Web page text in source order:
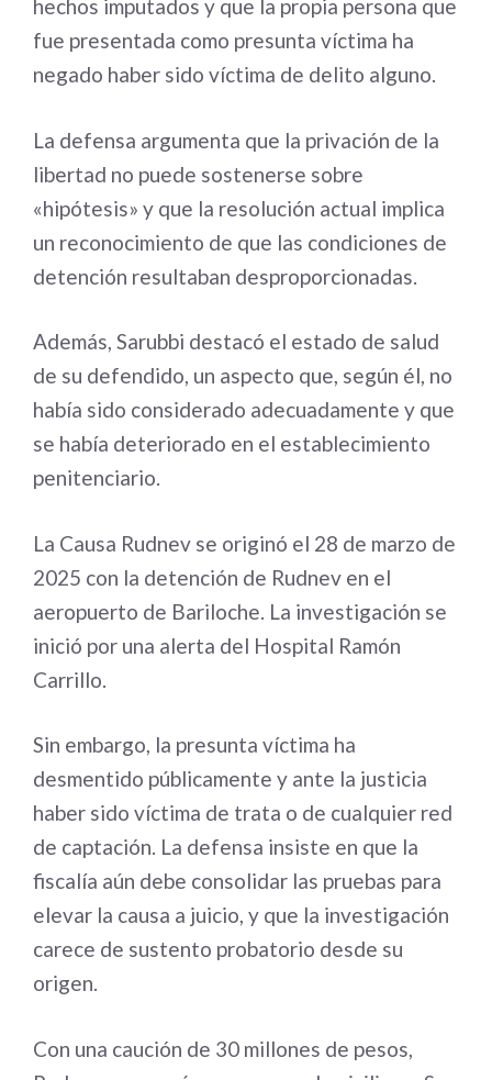
hechos imputados y que la propia persona que
fue presentada como presunta víctima ha
negado haber sido víctima de delito alguno.
La defensa argumenta que la privación de la
libertad no puede sostenerse sobre
«hipótesis» y que la resolución actual implica
un reconocimiento de que las condiciones de
detención resultaban desproporcionadas.
Además, Sarubbi destacó el estado de salud
de su defendido, un aspecto que, según él, no
había sido considerado adecuadamente y que
se había deteriorado en el establecimiento
penitenciario.
La Causa Rudnev se originó el 28 de marzo de
2025 con la detención de Rudnev en el
aeropuerto de Bariloche. La investigación se
inició por una alerta del Hospital Ramón
Carrillo.
Sin embargo, la presunta víctima ha
desmentido públicamente y ante la justicia
haber sido víctima de trata o de cualquier red
de captación. La defensa insiste en que la
fiscalía aún debe consolidar las pruebas para
elevar la causa a juicio, y que la investigación
carece de sustento probatorio desde su
origen.
Con una caución de 30 millones de pesos,